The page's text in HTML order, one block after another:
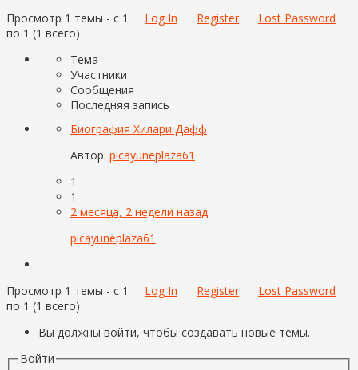
Log In
Register Lost Password
Просмотр 1 темы - с 1
по 1 (1 всего)
Тема
Участники
Сообщения
Последняя запись
Биография Хилари Дафф
Автор: picayuneplaza61
1
1
2 месяца, 2 недели назад
picayuneplaza61
Log In Register Lost Password
Просмотр 1 темы - с 1
по 1 (1 всего)
Вы должны войти, чтобы создавать новые темы.
Войти